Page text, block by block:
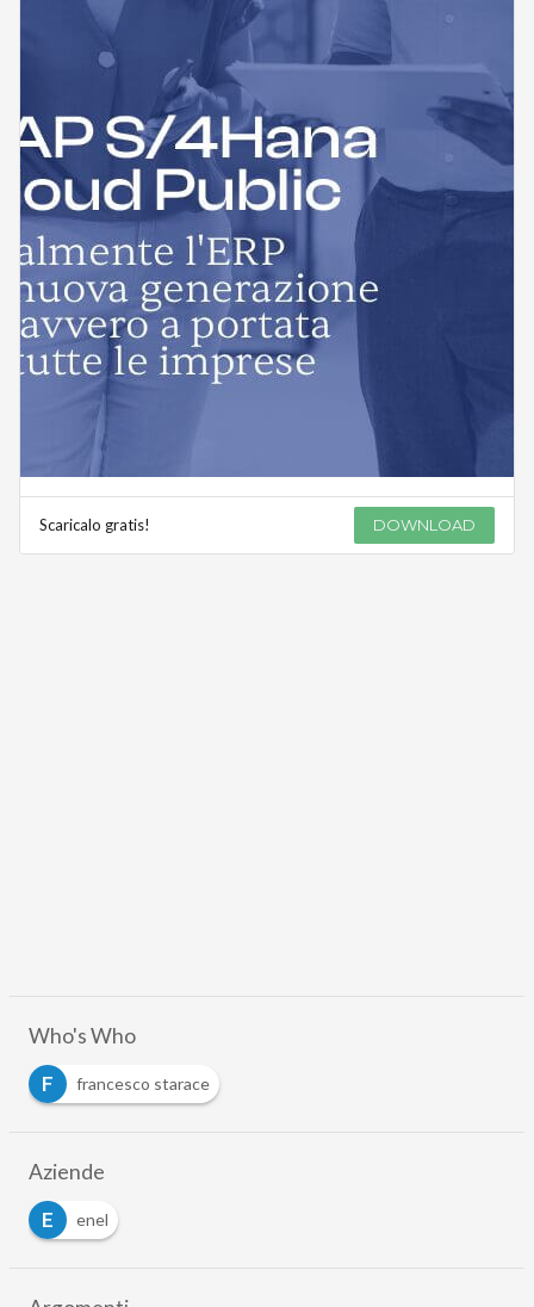
Scaricalo gratis! DOWNLOAD
Who's Who
F
francesco starace
Aziende
E
enel